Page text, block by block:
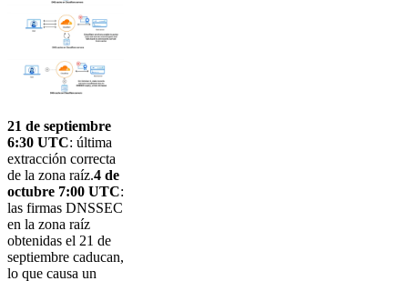
21 de septiembre
6:30 UTC: última
extracción correcta
de la zona raíz.4 de
octubre 7:00 UTC:
las firmas DNSSEC
en la zona raíz
obtenidas el 21 de
septiembre caducan,
lo que causa un